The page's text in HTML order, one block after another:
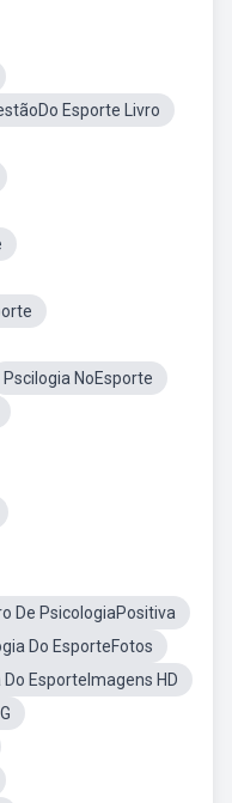
Esporte Livro
Pscilogia NoEsporte
De PsicologiaPositiva
Do EsporteFotos
Do EsporteImagens HD